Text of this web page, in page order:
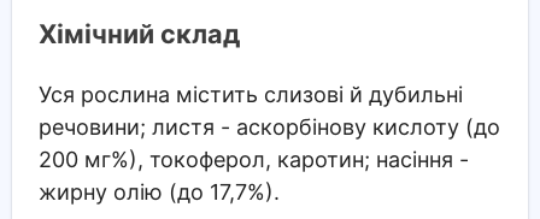
Хімічний склад
Уся рослина містить слизові й дубильні
речовини; листя - аскорбінову кислоту (до
200 мг%), токоферол, каротин; насіння -
жирну олію (до 17,7%).